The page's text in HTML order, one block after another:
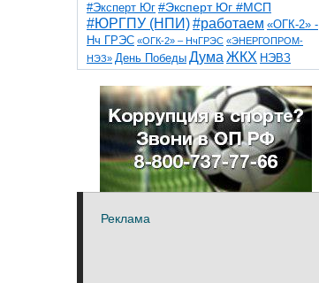
#Эксперт Юг #Эксперт Юг #МСП
#ЮРГПУ (НПИ)#работаем «ОГК-2» -
Нч ГРЭС «ОГК-2» – НчГРЭС «ЭНЕРГОПРОМ-
НЭЗ» День Победы Дума ЖКХ НЭВЗ
НчГРЭС ТНТ
благоустройствоветераны выборы
детидороги казаки коррупция космос
общественная палата парк пожар роща
спорт театр транспорт художники
Реклама